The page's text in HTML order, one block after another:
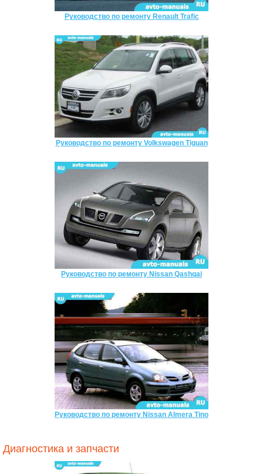
Руководство по ремонту Renault Trafic
Руководство по ремонту Volkswagen Tiguan
Руководство по ремонту Nissan Qashqai
Руководство по ремонту Nissan Almera Tino
Диагностика и запчасти